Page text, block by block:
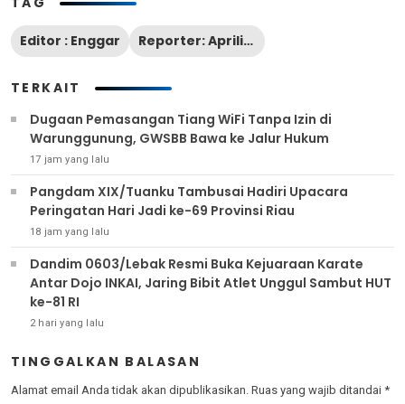
Editor : Enggar Reporter: Apriliani
TERKAIT
Dugaan Pemasangan Tiang WiFi Tanpa Izin di
Warunggunung, GWSBB Bawa ke Jalur Hukum
17 jam yang lalu
Pangdam XIX/Tuanku Tambusai Hadiri Upacara
Peringatan Hari Jadi ke-69 Provinsi Riau
18 jam yang lalu
Dandim 0603/Lebak Resmi Buka Kejuaraan Karate
Antar Dojo INKAI, Jaring Bibit Atlet Unggul Sambut HUT
ke-81 RI
2 hari yang lalu
TINGGALKAN BALASAN
Alamat email Anda tidak akan dipublikasikan. Ruas yang wajib ditandai *